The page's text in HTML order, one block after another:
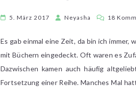
5. März 2017 Neyasha 18
Es gab einmal eine Zeit, da bin ich
mit Büchern eingedeckt. Oft waren es
Dazwischen kamen auch häufig
Fortsetzung einer Reihe. Manches Mal